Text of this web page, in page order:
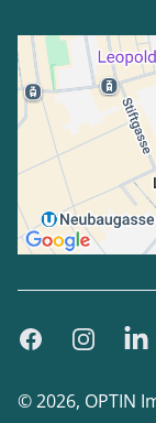
FacebookInstagram
© 2026, OPTIN